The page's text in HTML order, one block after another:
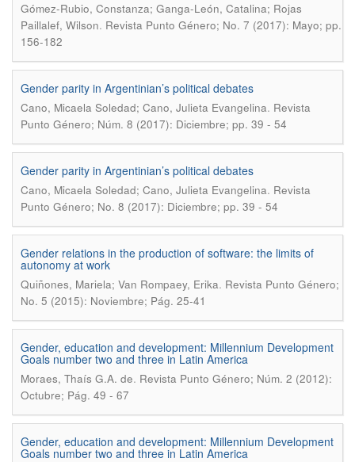
Gómez-Rubio, Constanza; Ganga-León, Catalina; Rojas
Paillalef, Wilson. Revista Punto Género; No. 7 (2017): Mayo; pp.
156-182
Gender parity in Argentinian’s political debates
Cano, Micaela Soledad; Cano, Julieta Evangelina. Revista
Punto Género; Núm. 8 (2017): Diciembre; pp. 39 - 54
Gender parity in Argentinian’s political debates
Cano, Micaela Soledad; Cano, Julieta Evangelina. Revista
Punto Género; No. 8 (2017): Diciembre; pp. 39 - 54
Gender relations in the production of software: the limits of
autonomy at work
Quiñones, Mariela; Van Rompaey, Erika. Revista Punto Género;
No. 5 (2015): Noviembre; Pág. 25-41
Gender, education and development: Millennium Development
Goals number two and three in Latin America
Moraes, Thaís G.A. de. Revista Punto Género; Núm. 2 (2012):
Octubre; Pág. 49 - 67
Gender, education and development: Millennium Development
Goals number two and three in Latin America